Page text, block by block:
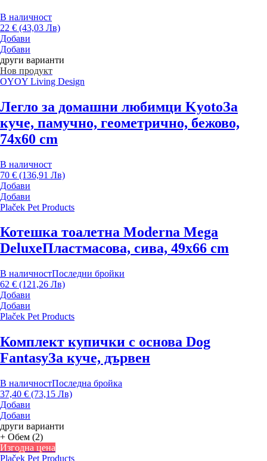
В наличност
22 € (43,03 Лв)
Добави
Добави
други варианти
Нов продукт
OYOY Living Design
Легло за домашни любимци KyotoЗа
куче, памучно, геометрично, бежово,
74x60 cm
В наличност
70 € (136,91 Лв)
Добави
Добави
Plaček Pet Products
Котешка тоалетна Moderna Mega
DeluxeПластмасова, сива, 49x66 cm
В наличностПоследни бройки
62 € (121,26 Лв)
Добави
Добави
Plaček Pet Products
Комплект купички с основа Dog
FantasyЗа куче, дървен
В наличностПоследна бройка
37,40 € (73,15 Лв)
Добави
Добави
други варианти
+ Обем (2)
Изгодна цена
Plaček Pet Products